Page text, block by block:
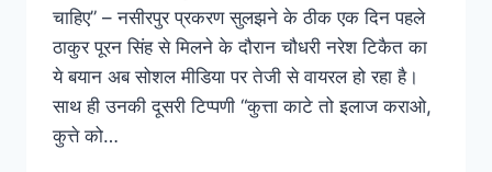
चाहिए” – नसीरपुर प्रकरण सुलझने के ठीक एक दिन पहले
ठाकुर पूरन सिंह से मिलने के दौरान चौधरी नरेश टिकैत का
ये बयान अब सोशल मीडिया पर तेजी से वायरल हो रहा है।
साथ ही उनकी दूसरी टिप्पणी “कुत्ता काटे तो इलाज कराओ,
कुत्ते को…